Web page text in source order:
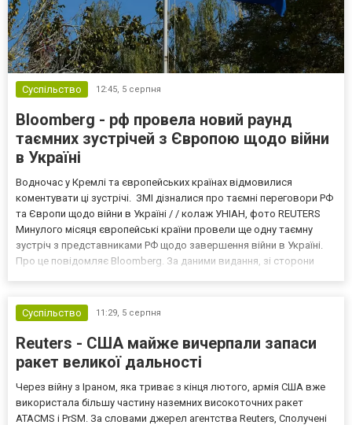
Суспільство 12:45, 5 серпня
Bloomberg - рф провела новий раунд
таємних зустрічей з Європою щодо війни
в Україні
Водночас у Кремлі та європейських країнах відмовилися
коментувати ці зустрічі. ЗМІ дізналися про таємні переговори РФ
та Європи щодо війни в Україні / / колаж УНІАН, фото REUTERS
Минулого місяця європейські країни провели ще одну таємну
зустріч з представниками РФ щодо завершення війни в Україні.
Про це повідомляє Bloomberg. За даними видання, зі сторони
Суспільство
11:29, 5 серпня
Reuters - США майже вичерпали запаси
ракет великої дальності
Через війну з Іраном, яка триває з кінця лютого, армія США вже
використала більшу частину наземних високоточних ракет
ATACMS і PrSM. За словами джерел агентства Reuters, Сполучені